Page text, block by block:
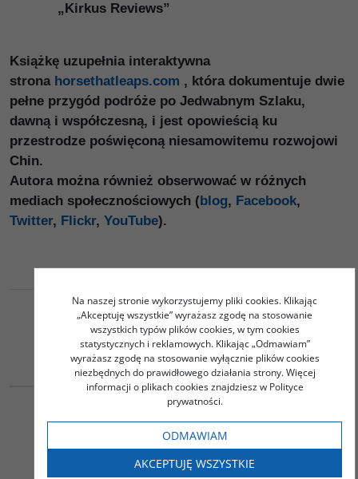
„Kirkus Reviews”
Książkę uzupełnia interaktywna
strona horsethatleaps.com , która dokumentuje dwie
pełne przygód podróże po Jedwabnym Szlaku,
dawną i współczesną, i jest opowieścią ku
przestrodze poświęconą niesamowitemu rozwojowi
Chin.
Autora można również obserwować w różnych
mediach społecznościowych (blog, Facebook,
Twitter, Flickr, YouTube).
Podobna tematyka
BESTSELLER
00003G
słowach
BESTSELLER
David-Néel Alexandra
55.00
Na naszej stronie wykorzystujemy pliki cookies. Klikając
„Akceptuję wszystkie” wyrażasz zgodę na stosowanie
wszystkich typów plików cookies, w tym cookies
statystycznych i reklamowych. Klikając „Odmawiam”
wyrażasz zgodę na stosowanie wyłącznie plików cookies
niezbędnych do prawidłowego działania strony. Więcej
informacji o plikach cookies znajdziesz w Polityce
prywatności.
ODMAWIAM
AKCEPTUJĘ WSZYSTKIE